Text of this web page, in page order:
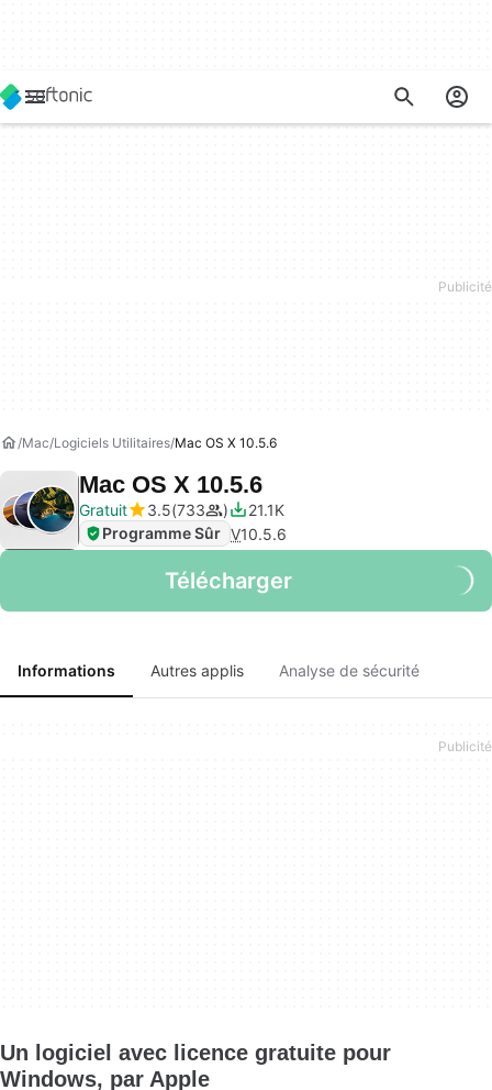
Mac Logiciels Utilitaires Mac OS X 10.5.6
Mac OS X 10.5.6
Gratuit 3.5 733
21.1K
Programme Sûr V10.5.6
Télécharger
Informations Autres applis Analyse de sécurité
Un logiciel avec licence gratuite pour
Windows‚ par Apple